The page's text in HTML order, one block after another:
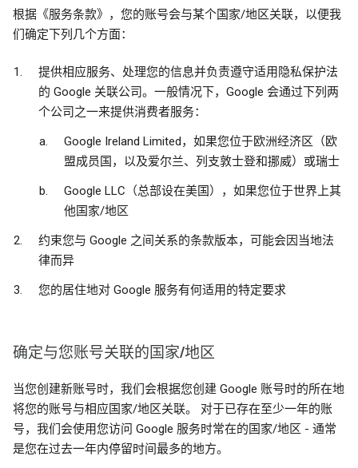
根据《服务条款》，您的账号会与某个国家/地区关联，以便我
们确定下列几个方面：
提供相应服务、处理您的信息并负责遵守适用隐私保护法
的 Google 关联公司。一般情况下，Google 会通过下列两
个公司之一来提供消费者服务：
Google Ireland Limited，如果您位于欧洲经济区（欧
盟成员国，以及爱尔兰、列支敦士登和挪威）或瑞士
Google LLC（总部设在美国），如果您位于世界上其
他国家/地区
约束您与 Google 之间关系的条款版本，可能会因当地法
律而异
您的居住地对 Google 服务有何适用的特定要求
确定与您账号关联的国家/地区
当您创建新账号时，我们会根据您创建 Google 账号时的所在地
将您的账号与相应国家/地区关联。 对于已存在至少一年的账
号，我们会使用您访问 Google 服务时常在的国家/地区 - 通常
是您在过去一年内停留时间最多的地方。